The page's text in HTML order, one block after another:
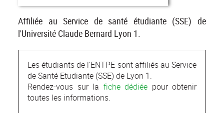
Affiliée au Service de santé étudiante (SSE) de
l'Université Claude Bernard Lyon 1.
Les étudiants de l'ENTPE sont affiliés au Service
de Santé Etudiante (SSE) de Lyon 1.
Rendez-vous sur la fiche dédiée pour obtenir
toutes les informations.